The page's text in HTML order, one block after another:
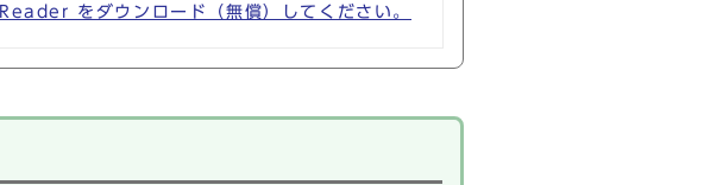
をダウンロード（無償）してください。